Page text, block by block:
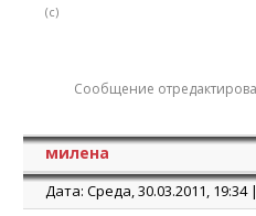
(с)
Сообщение
милена
Дата: Среда, 30.03.2011,